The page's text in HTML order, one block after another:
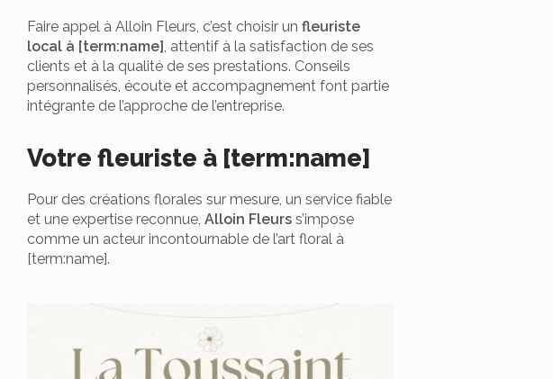
Faire appel à Alloin Fleurs, c’est choisir un fleuriste
local à [term:name], attentif à la satisfaction de ses
clients et à la qualité de ses prestations. Conseils
personnalisés, écoute et accompagnement font partie
intégrante de l’approche de l’entreprise.
Votre fleuriste à [term:name]
Pour des créations florales sur mesure, un service fiable
et une expertise reconnue, Alloin Fleurs s’impose
comme un acteur incontournable de l’art floral à
[term:name].